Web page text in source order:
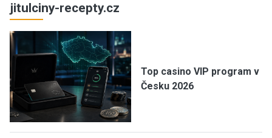
jitulciny-recepty.cz
Top casino VIP program v
Česku 2026